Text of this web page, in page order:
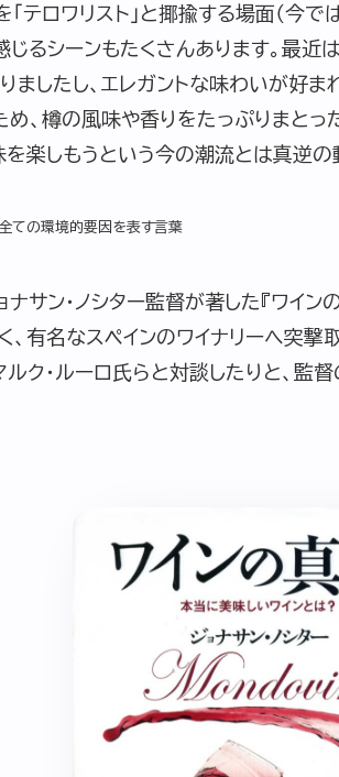
「テロワリスト」と揶揄する場面（
じるシーンもたくさんあります。最
ましたし、エレガントな味わいが好
樽の風味や香りをたっぷりまとった
を楽しもうという今の潮流とは真逆の
ての環境的要因を表す言葉
サン・ノシター監督が著した『ワイ
、有名なスペインのワイナリーへ突撃
ルク・ルーロ氏らと対談したりと、